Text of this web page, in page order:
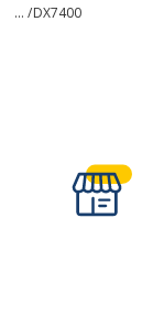
... /DX7400